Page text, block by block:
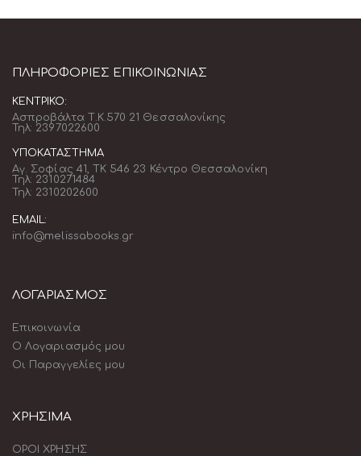
ΠΛΗΡΟΦΟΡΊΕΣ ΕΠΙΚΟΙΝΩΝΊΑΣ
ΚΕΝΤΡΙΚΌ:
Ασπροβάλτα Τ.Κ.570 21 Θεσσαλονίκης
Τηλ: 2397022600
ΥΠΟΚΑΤΆΣΤΗΜΑ
Αγ. Σοφίας 41, ΤΚ 546 23 Κέντρο Θεσσαλονίκη
Τηλ: 2310271484
Τηλ: 2310202600
EMAIL:
info@melissabooks.gr
ΛΟΓΑΡΙΑΣΜΟΣ
Επικοινωνία
Ο Λογαριασμός μου
Οι Παραγγελίες μου
ΧΡΗΣΙΜΑ
ΟΡΟΙ ΧΡΗΣΗΣ